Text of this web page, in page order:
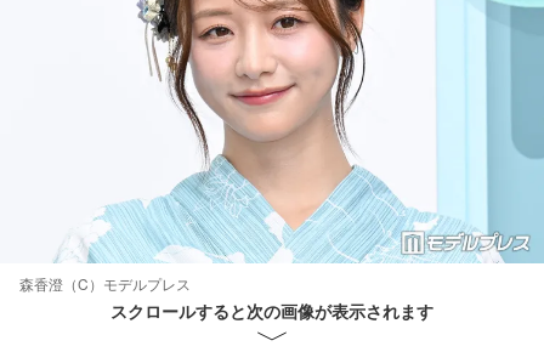
森香澄（C）モデルプレス
スクロールすると次の画像が表示されます